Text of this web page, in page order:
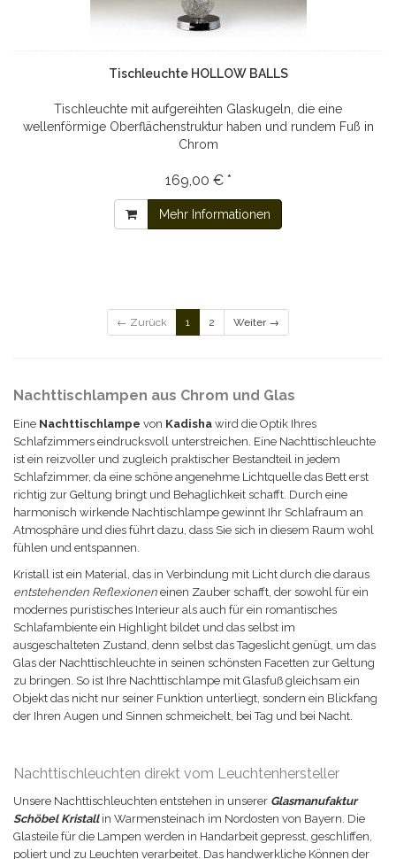
Tischleuchte HOLLOW BALLS
Tischleuchte mit aufgereihten Glaskugeln, die eine
wellenförmige Oberflächenstruktur haben und rundem Fuß in
Chrom
169,00 € *
Mehr Informationen
← Zurück 1 2 Weiter →
Nachttischlampen aus Chrom und Glas
Eine Nachttischlampe von Kadisha wird die Optik Ihres
Schlafzimmers eindrucksvoll unterstreichen. Eine Nachttischleuchte
ist ein reizvoller und zugleich praktischer Bestandteil in jedem
Schlafzimmer, da eine schöne angenehme Lichtquelle das Bett erst
richtig zur Geltung bringt und Behaglichkeit schafft. Durch eine
harmonisch wirkende Nachtischlampe gewinnt Ihr Schlafraum an
Atmosphäre und dies führt dazu, dass Sie sich in diesem Raum wohl
fühlen und entspannen.
Kristall ist ein Material, das in Verbindung mit Licht durch die daraus
entstehenden Reflexionen einen Zauber schafft, der sowohl für ein
modernes puristisches Interieur als auch für ein romantisches
Schlafambiente ein Highlight bildet und das selbst im
ausgeschalteten Zustand, denn selbst das Tageslicht genügt, um das
Glas der Nachttischleuchte in seinen schönsten Facetten zur Geltung
zu bringen. So ist Ihre Nachttischlampe mit Glasfuß gleichsam ein
Objekt das nicht nur seiner Funktion unterliegt, sondern ein Blickfang
der Ihren Augen und Sinnen schmeichelt, bei Tag und bei Nacht.
Nachttischleuchten direkt vom Leuchtenhersteller
Unsere Nachttischleuchten entstehen in unserer Glasmanufaktur
Schöbel Kristall in Warmensteinach im Nordosten von Bayern. Die
Glasteile für die Lampen werden in Handarbeit gepresst, geschliffen,
poliert und zu Leuchten verarbeitet. Das handwerkliche Können der